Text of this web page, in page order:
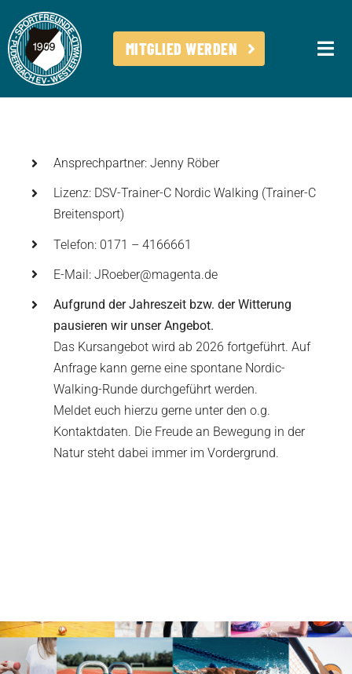
content
UNSER ANGEBOT
TRAINER WERDEN
NEUIGKEITEN
MITGLIED WERDEN
Ansprechpartner: Jenny Röber
Lizenz: DSV-Trainer-C Nordic Walking (Trainer-C
Breitensport)
Telefon: 0171 – 4166661
E-Mail:JRoeber@magenta.de
Aufgrund der Jahreszeit bzw. der Witterung
pausieren wir unser Angebot.
Das Kursangebot wird ab 2026 fortgeführt. Auf
Anfrage kann gerne eine spontane Nordic-
Walking-Runde durchgeführt werden.
Meldet euch hierzu gerne unter den o.g.
Kontaktdaten. Die Freude an Bewegung in der
Natur steht dabei immer im Vordergrund.